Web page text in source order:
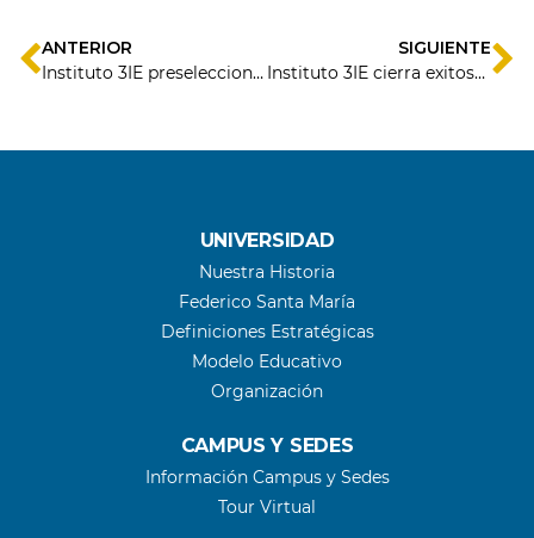
ANTERIOR
Instituto 3IE preselecciona a 15 emprendimientos para realizar gira comercial en Estados Unidos
SIGUIENTE
Instituto 3IE cierra exitoso año posicionándose como la mejor incubadora universitaria del país
UNIVERSIDAD
Nuestra Historia
Federico Santa María
Definiciones Estratégicas
Modelo Educativo
Organización
CAMPUS Y SEDES
Información Campus y Sedes
Tour Virtual